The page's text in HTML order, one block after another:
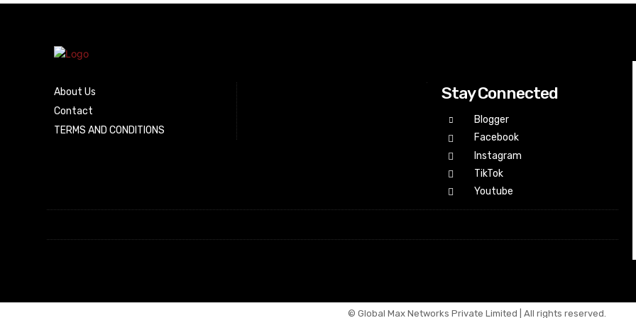
About Us
Contact
TERMS AND CONDITIONS
Stay Connected
Blogger
Facebook
Instagram
TikTok
Youtube
© Global Max Networks Private Limited | All rights reserved.